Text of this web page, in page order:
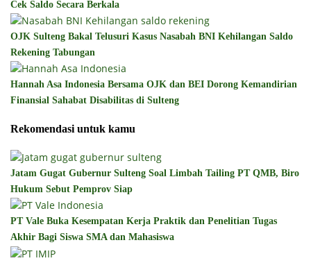
Cek Saldo Secara Berkala
OJK Sulteng Bakal Telusuri Kasus Nasabah BNI Kehilangan Saldo
Rekening Tabungan
Hannah Asa Indonesia Bersama OJK dan BEI Dorong Kemandirian
Finansial Sahabat Disabilitas di Sulteng
Rekomendasi untuk kamu
Jatam Gugat Gubernur Sulteng Soal Limbah Tailing PT QMB, Biro
Hukum Sebut Pemprov Siap
PT Vale Buka Kesempatan Kerja Praktik dan Penelitian Tugas
Akhir Bagi Siswa SMA dan Mahasiswa